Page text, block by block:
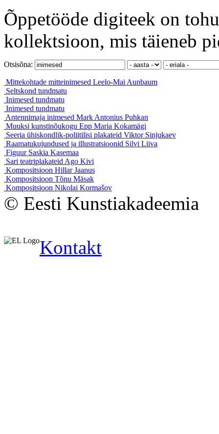
Õppetööde digiteek on
kollektsioon, mis täieneb
Otsisõna:
Mittekohtade mitteinimesed Leelo-Mai Aunbaum
Seltskond tundmatu
Inimesed tundmatu
Inimesed tundmatu
Antennimaja inimesed Mark Antonius Puhkan
Muuksi kunstinõukogu Epp Maria Kokamägi
Seeria ühiskondlik-poliitilisi plakateid Viktor Sinjukaev
Raamatukujundused ja illustratsioonid Silvi Liiva
Figuur Saskia Kasemaa
Sari teatriplakateid Ago Kivi
Kompositsioon Hillar Jaanus
Kompositsioon Tõnu Mäsak
Kompositsioon Nikolai Kormašov
© Eesti Kunstiakadeemia
Kontakt